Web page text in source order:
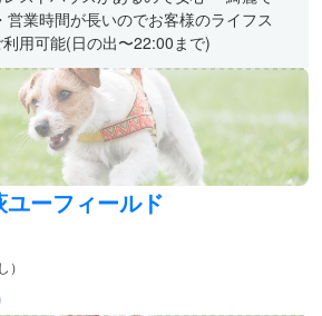
営業時間が長いのでお客様のライフス
用可能(日の出〜22:00まで)
ユーフィールド